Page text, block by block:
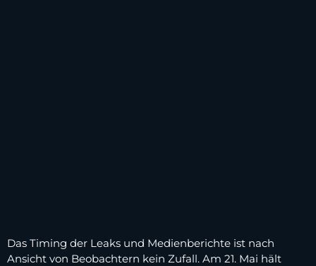
Das Timing der Leaks und Medienberichte ist nach
Ansicht von Beobachtern kein Zufall. Am 21. Mai hält